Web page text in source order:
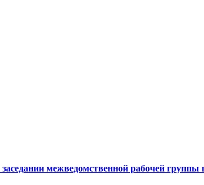
межведомственной рабочей